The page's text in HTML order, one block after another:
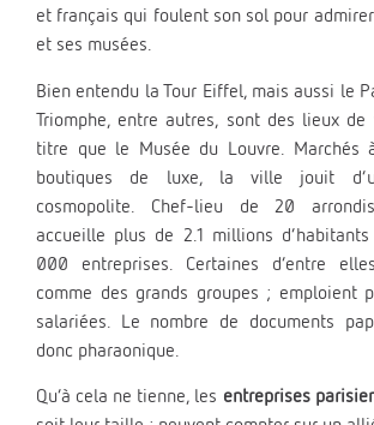
et français qui foulent son sol pour
et ses musées.
Bien entendu la Tour Eiffel, mais aussi le
Triomphe, entre autres, sont des lieux de
titre que le Musée du Louvre. Marchés
boutiques de luxe, la ville jouit
cosmopolite. Chef-lieu de 20
accueille plus de 2.1 millions
000 entreprises. Certaines d’entre
comme des grands groupes ; emploient
salariées. Le nombre de documents
donc pharaonique.
Qu’à cela ne tienne, les entreprises